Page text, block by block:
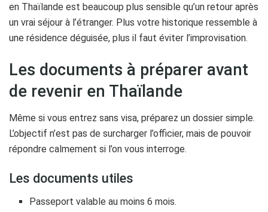
en Thaïlande est beaucoup plus sensible qu’un retour après
un vrai séjour à l’étranger. Plus votre historique ressemble à
une résidence déguisée, plus il faut éviter l’improvisation.
Les documents à préparer avant
de revenir en Thaïlande
Même si vous entrez sans visa, préparez un dossier simple.
L’objectif n’est pas de surcharger l’officier, mais de pouvoir
répondre calmement si l’on vous interroge.
Les documents utiles
Passeport valable au moins 6 mois.